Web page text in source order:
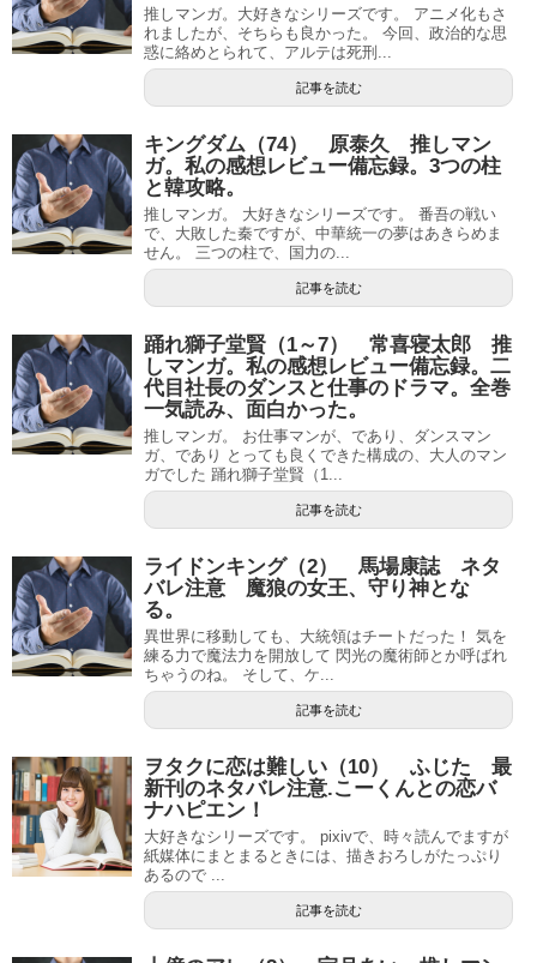
推しマンガ。大好きなシリーズです。 アニメ化もさ
れましたが、そちらも良かった。 今回、政治的な思
惑に絡めとられて、アルテは死刑...
記事を読む
キングダム（74） 原泰久 推しマン
ガ。私の感想レビュー備忘録。3つの柱
と韓攻略。
推しマンガ。 大好きなシリーズです。 番吾の戦い
で、大敗した秦ですが、中華統一の夢はあきらめま
せん。 三つの柱で、国力の...
記事を読む
踊れ獅子堂賢（1～7） 常喜寝太郎 推
しマンガ。私の感想レビュー備忘録。二
代目社長のダンスと仕事のドラマ。全巻
一気読み、面白かった。
推しマンガ。 お仕事マンが、であり、ダンスマン
ガ、であり とっても良くできた構成の、大人のマン
ガでした 踊れ獅子堂賢（1...
記事を読む
ライドンキング（2） 馬場康誌 ネタ
バレ注意 魔狼の女王、守り神とな
る。
異世界に移動しても、大統領はチートだった！ 気を
練る力で魔法力を開放して 閃光の魔術師とか呼ばれ
ちゃうのね。 そして、ケ...
記事を読む
ヲタクに恋は難しい（10） ふじた 最
新刊のネタバレ注意.こーくんとの恋バ
ナハピエン！
大好きなシリーズです。 pixivで、時々読んでますが
紙媒体にまとまるときには、描きおろしがたっぷり
あるので ...
記事を読む